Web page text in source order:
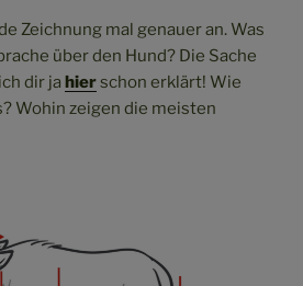
Zeichnung mal genauer an. Was
über den Hund? Die Sache
dir ja hierschon erklärt! Wie
Wohin zeigen die meisten